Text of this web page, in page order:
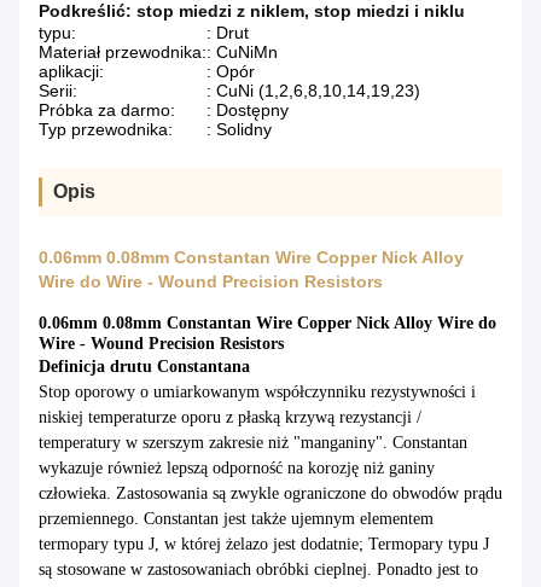
Podkreślić: stop miedzi z niklem, stop miedzi i niklu
typu:
: Drut
Materiał przewodnika:: CuNiMn
aplikacji:
: Opór
Serii:
: CuNi (1,2,6,8,10,14,19,23)
Próbka za darmo:
: Dostępny
Typ przewodnika:
: Solidny
Opis
0.06mm 0.08mm Constantan Wire Copper Nick Alloy
Wire do Wire - Wound Precision Resistors
0.06mm 0.08mm Constantan Wire Copper Nick Alloy Wire do
Wire - Wound Precision Resistors
Definicja drutu Constantana
Stop oporowy o umiarkowanym współczynniku rezystywności i
niskiej temperaturze oporu z płaską krzywą rezystancji /
temperatury w szerszym zakresie niż "manganiny". Constantan
wykazuje również lepszą odporność na korozję niż ganiny
człowieka. Zastosowania są zwykle ograniczone do obwodów prądu
przemiennego. Constantan jest także ujemnym elementem
termopary typu J, w której żelazo jest dodatnie; Termopary typu J
są stosowane w zastosowaniach obróbki cieplnej. Ponadto jest to